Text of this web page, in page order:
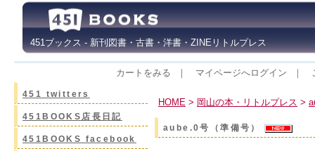
451ブックス - 新刊図書・古書・洋書・ZINEリトルプレス
カートをみる ｜ マイページへログイン ｜
451 twitters
451BOOKS店長日記
451BOOKS facebook
HOME > 岡山の本・リトルプレス >
aube.0号（準備号）